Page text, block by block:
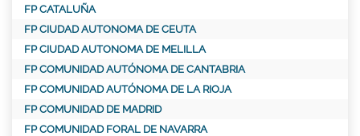
FP CATALUÑA
FP CIUDAD AUTONOMA DE CEUTA
FP CIUDAD AUTONOMA DE MELILLA
FP COMUNIDAD AUTÓNOMA DE CANTABRIA
FP COMUNIDAD AUTÓNOMA DE LA RIOJA
FP COMUNIDAD DE MADRID
FP COMUNIDAD FORAL DE NAVARRA